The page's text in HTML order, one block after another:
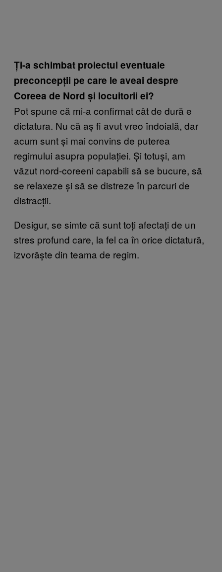
Ți-a schimbat proiectul eventuale
preconcepții pe care le aveai despre
Coreea de Nord și locuitorii ei?
Pot spune că mi-a confirmat cât de dură e
dictatura. Nu că aș fi avut vreo îndoială, dar
acum sunt și mai convins de puterea
regimului asupra populației. Și totuși, am
văzut nord-coreeni capabili să se bucure, să
se relaxeze și să se distreze în parcuri de
distracții.
Desigur, se simte că sunt toți afectați de un
stres profund care, la fel ca în orice dictatură,
izvorăște din teama de regim.